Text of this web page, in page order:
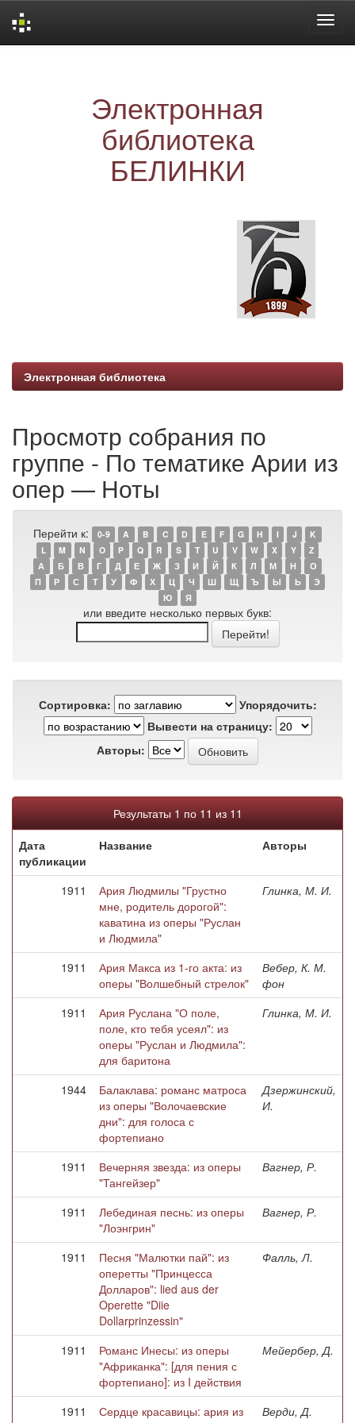
Электронная
библиотека
БЕЛИНКИ
Электронная библиотека
Просмотр собрания по
группе - По тематике Арии из
опер — Ноты
Перейти к: 0-9 A B C D E F G H I J
K
L
M N O P Q R S T U V W X Y
Z
А
Б В Г Д Е Ж З И Й К Л М Н
О
П
Р С Т У Ф Х Ц Ч Ш Щ Ъ Ы Ь
Э
Ю
Я
или введите несколько первых букв:
Сортировка:
Упорядочить:
Вывести на страницу:
Авторы:
Результаты 1 по 11 из 11
Дата
публикации
Название Авторы
1911
Ария Людмилы "Грустно
мне, родитель дорогой":
каватина из оперы "Руслан
и Людмила"
Глинка, М. И.
1911
Ария Макса из 1-го акта: из
оперы "Волшебный стрелок"
Вебер, К. М.
фон
1911
Ария Руслана "О поле,
поле, кто тебя усеял": из
оперы "Руслан и Людмила":
для баритона
Глинка, М. И.
1944
Балаклава: романс матроса
из оперы "Волочаевские
дни": для голоса с
фортепиано
Дзержинский,
И.
1911
Вечерняя звезда: из оперы
"Тангейзер"
Вагнер, Р.
1911
Лебединая песнь: из оперы
"Лоэнгрин"
Вагнер, Р.
1911
Песня "Малютки пай": из
оперетты "Принцесса
Долларов": lied aus der
Operette "Diie
Dollarprinzessin"
Фалль, Л.
1911
Романс Инесы: из оперы
"Африканка": [для пения с
фортепиано]: из I действия
Мейербер, Д.
1911
Сердце красавицы: ария из
Верди, Д.